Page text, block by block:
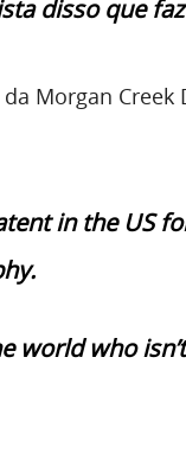
disso que
Morgan
in the US
world who